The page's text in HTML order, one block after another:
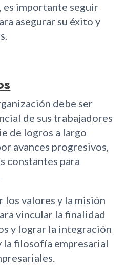
es importante seguir
asegurar su éxito y
debe ser
de sus trabajadores
de logros a largo
avances progresivos,
constantes para
los valores y la misión
vincular la finalidad
y lograr la integración
la filosofía empresarial